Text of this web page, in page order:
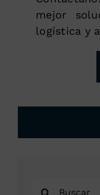
mejor
logística y
Buscar: